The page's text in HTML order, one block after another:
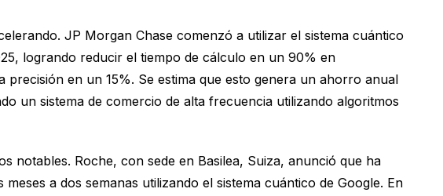
JP Morgan Chase comenzó a utilizar el sistema cuántico
logrando reducir el tiempo de cálculo en un 90% en
en un 15%. Se estima que esto genera un ahorro anual
un sistema de comercio de alta frecuencia utilizando algoritmos
notables. Roche, con sede en Basilea, Suiza, anunció que ha
a dos semanas utilizando el sistema cuántico de Google. En